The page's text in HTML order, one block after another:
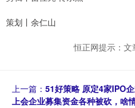
策划丨余仁山
恒正网提示：文
上一篇： 51好策略 原定4家IPO
上会企业募集资金各种被砍，啥